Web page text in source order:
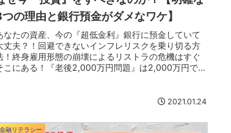
の理由と銀行預金がダメなワケ】
なたの資産、今の『超低金利』銀行に預金していて
丈夫？！回避できないインフレリスクを乗り切る方
！終身雇用形態の崩壊によるリストラの危機はすぐ
こにある！『老後2,000万円問題』は2,000万円では
2021.01.24
金融リテラシー